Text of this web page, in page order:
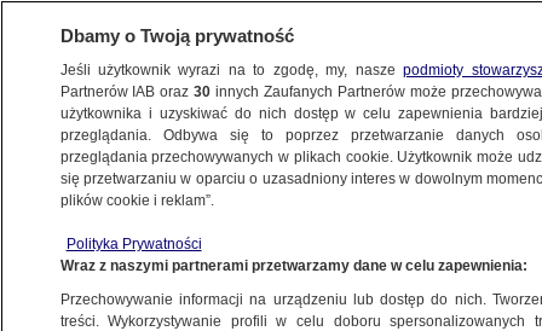
BIZNES
Z KRAJU
Trwają prace nad projektem
16.09.2024, 20:05
Dbamy o Twoją prywatność
Jeśli użytkownik wyrazi na to zgodę, my, naszepodmioty
Partnerów IAB oraz30 innych Zaufanych Partnerów może
użytkownika i uzyskiwać do nich dostęp w celu zapewnienia
przeglądania. Odbywa się to poprzez przetwarzanie danych
przeglądania przechowywanych w plikach cookie. Użytkownik może
się przetwarzaniu w oparciu o uzasadniony interes w dowolnym
plików cookie i reklam”.
Polityka Prywatności
Wraz z naszymi partnerami przetwarzamy dane w celu zapewnienia:
Przechowywanie informacji na urządzeniu lub dostęp do nich.
treści. Wykorzystywanie profili w celu doboru spersonalizowanych